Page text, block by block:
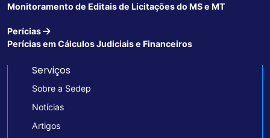
Monitoramento de Editais de Licitações do MS e MT
Perícias
Perícias em Cálculos Judiciais e Financeiros
Serviços
Sobre a Sedep
Notícias
Artigos